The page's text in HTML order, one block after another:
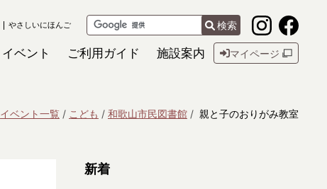
やさしいにほんご 検索
イベント ご利用ガイド 施設案内 マイページ
イベント一覧 こども 和歌山市民図書館 親と子のおりがみ教室
新着